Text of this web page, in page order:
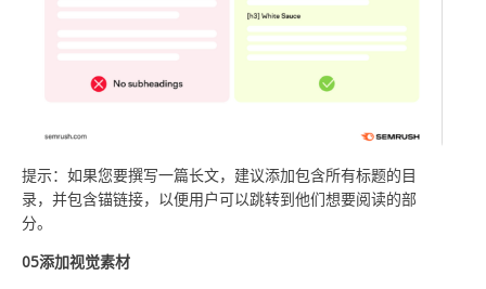
提示：如果您要撰写一篇长文，建议添加包含所有标题的目
录，并包含锚链接，以便用户可以跳转到他们想要阅读的部
分。
05添加视觉素材